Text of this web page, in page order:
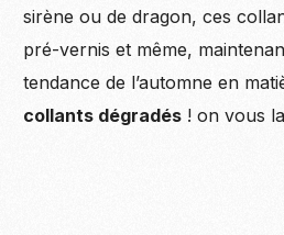
sirène ou de dragon, ces
pré-vernis et même,
tendance de l’automne en
collants dégradés ! on vous